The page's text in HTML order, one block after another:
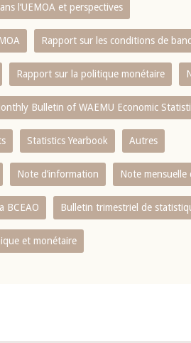
l‘UEMOA et perspectives
Rapport sur les conditions de
Rapport sur la politique monétaire
Bulletin of WAEMU Economic
Statistics Yearbook Autres
Note d’information Note
BCEAO Bulletin trimestriel de
et monétaire